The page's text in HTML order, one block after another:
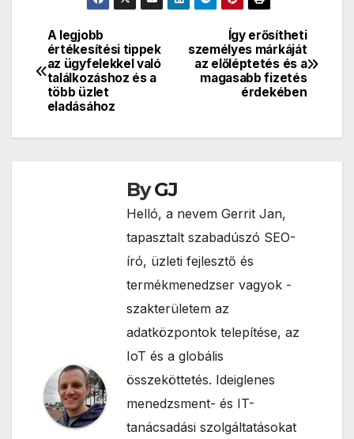
Bejegyzés
navigáció
Így erősítheti
személyes márkáját
az előléptetés és a
magasabb fizetés
érdekében
A legjobb
értékesítési tippek
az ügyfelekkel való
találkozáshoz és a
több üzlet
eladásához
ByGJ
Helló, a nevem Gerrit Jan,
tapasztalt szabadúszó SEO-
író, üzleti fejlesztő és
termékmenedzser vagyok -
szakterületem az
adatközpontok telepítése, az
IoT és a globális
összeköttetés. Ideiglenes
menedzsment- és IT-
tanácsadási szolgáltatásokat